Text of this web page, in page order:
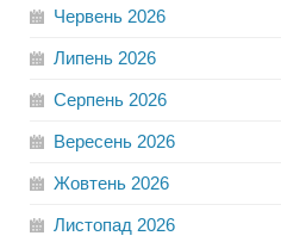
Червень 2026
Липень 2026
Серпень 2026
Вересень 2026
Жовтень 2026
Листопад 2026